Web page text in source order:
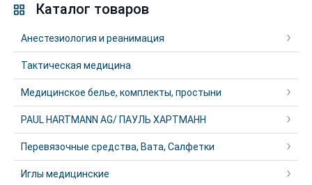
Каталог товаров
Анестезиология и реанимация
Тактическая медицина
Медицинское белье, комплекты, простыни
PAUL HARTMANN AG/ ПАУЛЬ ХАРТМАНН
Перевязочные средства, Вата, Салфетки
Иглы медицинские